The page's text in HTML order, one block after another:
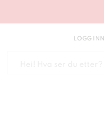
LOGG INN